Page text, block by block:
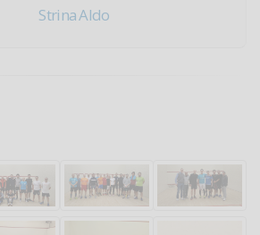
Strina Aldo